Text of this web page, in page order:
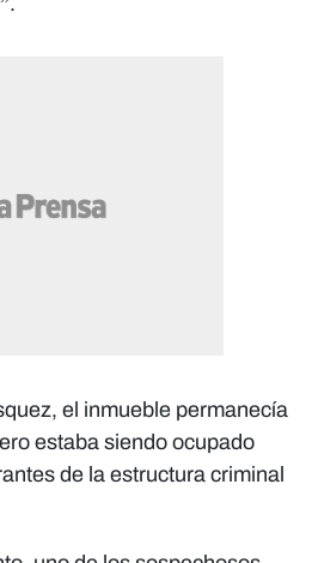
el inmueble permanecía
estaba siendo ocupado
de la estructura criminal